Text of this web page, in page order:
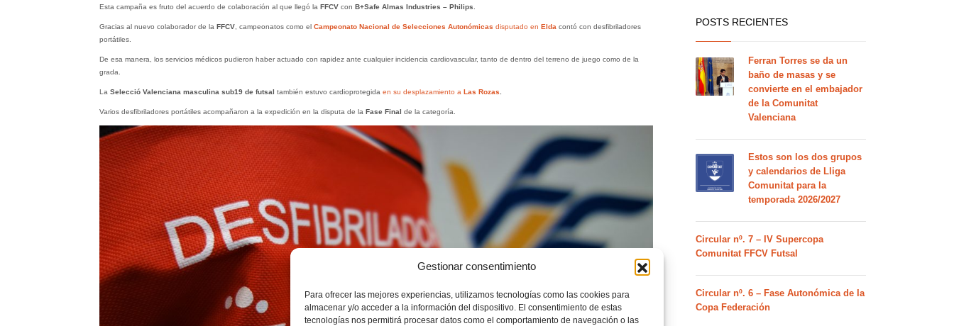
Gestionar consentimiento
Para ofrecer las mejores experiencias, utilizamos tecnologías como las cookies para
almacenar y/o acceder a la información del dispositivo. El consentimiento de estas
tecnologías nos permitirá procesar datos como el comportamiento de navegación o las
Esta campaña es fruto del acuerdo de colaboración al que llegó la FFCVcon B+Safe Almas Industries – Philips.
Gracias al nuevo colaborador de la FFCV, campeonatos como el Campeonato Nacional de Selecciones Autonómicas disputado en Eldacontó con desfibriladores
portátiles.
De esa manera, los servicios médicos pudieron haber actuado con rapidez ante cualquier incidencia cardiovascular, tanto de dentro del terreno de juego como de la
grada.
La Selecció Valenciana masculina sub19 de futsal también estuvo cardioprotegida en su desplazamiento a Las Rozas.
Varios desfibriladores portátiles acompañaron a la expedición en la disputa de la Fase Final de la categoría.
POSTS RECIENTES
Ferran Torres se da un
baño de masas y se
convierte en el embajador
de la Comunitat
Valenciana
Estos son los dos grupos
y calendarios de Lliga
Comunitat para la
temporada 2026/2027
Circular nº. 7 – IV Supercopa
Comunitat FFCV Futsal
Circular nº. 6 – Fase Autonómica de la
Copa Federación